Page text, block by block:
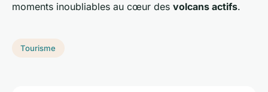
moments inoubliables au cœur des volcans actifs.
Tourisme